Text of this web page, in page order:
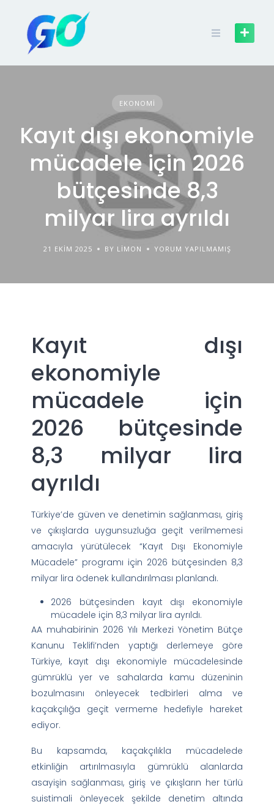
EKONOMI
Kayıt dışı ekonomiyle
mücadele için 2026
bütçesinde 8,3
milyar lira ayrıldı
21 EKIM 2025 BY LIMON YORUM YAPILMAMIŞ
Kayıt dışı
ekonomiyle
mücadele için
2026 bütçesinde
8,3 milyar lira
ayrıldı
Türkiye’de güven ve denetimin sağlanması, giriş
ve çıkışlarda uygunsuzluğa geçit verilmemesi
amacıyla yürütülecek “Kayıt Dışı Ekonomiyle
Mücadele” programı için 2026 bütçesinden 8,3
milyar lira ödenek kullandırılması planlandı.
2026 bütçesinden kayıt dışı ekonomiyle
mücadele için 8,3 milyar lira ayrıldı.
AA muhabirinin 2026 Yılı Merkezi Yönetim Bütçe
Kanunu Teklifi’nden yaptığı derlemeye göre
Türkiye, kayıt dışı ekonomiyle mücadelesinde
gümrüklü yer ve sahalarda kamu düzeninin
bozulmasını önleyecek tedbirleri alma ve
kaçakçılığa geçit vermeme hedefiyle hareket
ediyor.
Bu kapsamda, kaçakçılıkla mücadelede
etkinliğin artırılmasıyla gümrüklü alanlarda
asayişin sağlanması, giriş ve çıkışların her türlü
suistimali önleyecek şekilde denetim altında